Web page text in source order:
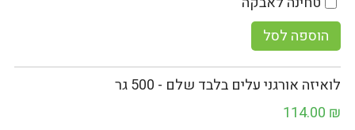
הוספה לסל
לואיזה אורגני עלים בלבד שלם - 500 גר
114.00 ₪